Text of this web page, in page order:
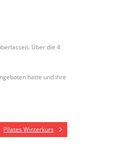
Über die 4
hatte und ihre
Pilates Winterkurs